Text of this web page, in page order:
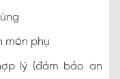
món phụ
lý (đảm bảo an